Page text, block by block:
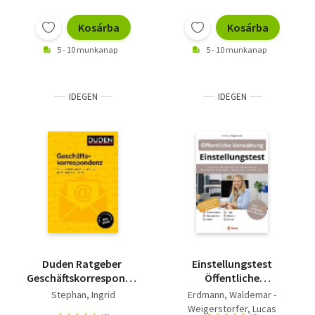
Kosárba
5 - 10 munkanap
Kosárba
5 - 10 munkanap
IDEGEN
Duden Ratgeber 
Geschäftskorrespondenz
- Briefe, E-Mails und
Stephan, Ingrid
IDEGEN
Einstellungstest
Öffentliche
Verwaltung -
Erdmann, Waldemar -
Weigerstorfer, Lucas